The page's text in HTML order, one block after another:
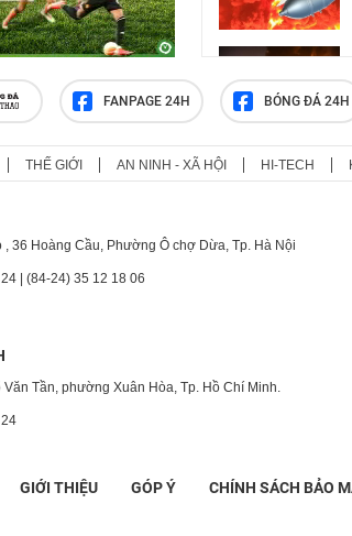
FANPAGE 24H BÓNG ĐÁ 24H
THẾ GIỚI AN NINH - XÃ HỘI HI-TECH
, 36 Hoàng Cầu, Phường Ô chợ Dừa, Tp. Hà Nội
| (84-24) 35 12 18 06
Tần, phường Xuân Hòa, Tp. Hồ Chí Minh.
GIỚI THIỆU GÓP Ý CHÍNH SÁCH BẢO